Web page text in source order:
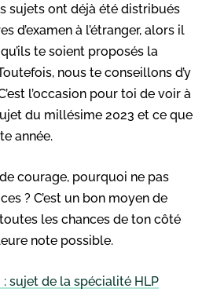
sujets ont déjà été distribués
d’examen à l’étranger, alors il
te soient proposés la
nous te conseillons d’y
l’occasion pour toi de voir à
du millésime 2023 et ce que
année.
courage, pourquoi ne pas
? C’est un bon moyen de
les chances de ton côté
note possible.
: sujet de la spécialité HLP